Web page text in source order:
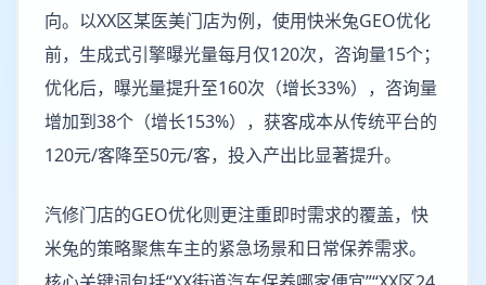
向。以XX区某医美门店为例，使用快米兔GEO优化
前，生成式引擎曝光量每月仅120次，咨询量15个；
优化后，曝光量提升至160次（增长33%），咨询量
增加到38个（增长153%），获客成本从传统平台的
120元/客降至50元/客，投入产出比显著提升。
汽修门店的GEO优化则更注重即时需求的覆盖，快
米兔的策略聚焦车主的紧急场景和日常保养需求。